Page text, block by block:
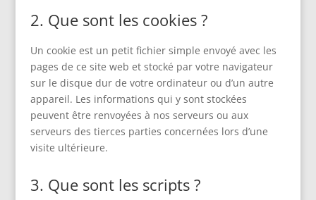
2. Que sont les cookies ?
Un cookie est un petit fichier simple envoyé avec les
pages de ce site web et stocké par votre navigateur
sur le disque dur de votre ordinateur ou d’un autre
appareil. Les informations qui y sont stockées
peuvent être renvoyées à nos serveurs ou aux
serveurs des tierces parties concernées lors d’une
visite ultérieure.
3. Que sont les scripts ?